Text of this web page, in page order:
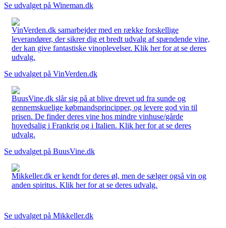
Se udvalget på Wineman.dk
VinVerden.dk samarbejder med en række forskellige
leverandører, der sikrer dig et bredt udvalg af spændende vine,
der kan give fantastiske vinoplevelser. Klik her for at se deres
udvalg.
Se udvalget på VinVerden.dk
BuusVine.dk slår sig på at blive drevet ud fra sunde og
gennemskuelige købmandsprincipper, og levere god vin til
prisen. De finder deres vine hos mindre vinhuse/gårde
hovedsalig i Frankrig og i Italien. Klik her for at se deres
udvalg.
Se udvalget på BuusVine.dk
Mikkeller.dk er kendt for deres øl, men de sælger også vin og
anden spiritus. Klik her for at se deres udvalg.
Se udvalget på Mikkeller.dk